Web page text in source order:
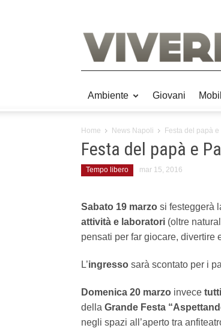
Ambiente Giovani
Home News Napoli Festa del papà
Festa del papà e
Tempo libero mar 15, 2016
Sabato 19 marzo si festeggerà
attività e laboratori (oltre
pensati per far giocare, divertire
L’ingresso sarà scontato per i
Domenica 20 marzo invece
della Grande Festa
negli spazi all’aperto tra